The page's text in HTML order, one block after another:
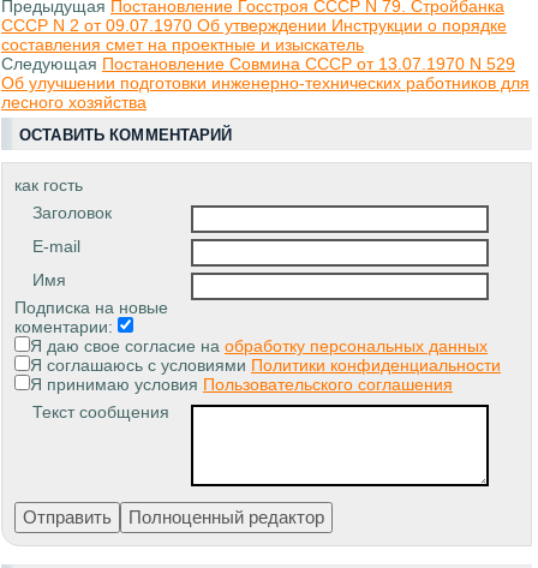
Предыдущая Постановление Госстроя СССР N 79. Стройбанка
СССР N 2 от 09.07.1970 Об утверждении Инструкции о порядке
составления смет на проектные и изыскатель
Следующая Постановление Совмина СССР от 13.07.1970 N 529
Об улучшении подготовки инженерно-технических работников для
лесного хозяйства
ОСТАВИТЬ КОММЕНТАРИЙ
как гость
Заголовок
E-mail
Имя
Подписка на новые
коментарии:
Я даю свое согласие на обработку персональных данных
Я соглашаюсь с условиями Политики конфиденциальности
Я принимаю условия Пользовательского соглашения
Текст сообщения